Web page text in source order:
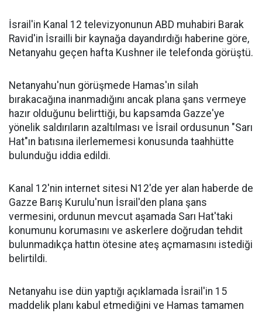
İsrail'in Kanal 12 televizyonunun ABD muhabiri Barak
Ravid'in İsrailli bir kaynağa dayandırdığı haberine göre,
Netanyahu geçen hafta Kushner ile telefonda görüştü.
Netanyahu'nun görüşmede Hamas'ın silah
bırakacağına inanmadığını ancak plana şans vermeye
hazır olduğunu belirttiği, bu kapsamda Gazze'ye
yönelik saldırıların azaltılması ve İsrail ordusunun "Sarı
Hat"ın batısına ilerlememesi konusunda taahhütte
bulunduğu iddia edildi.
Kanal 12'nin internet sitesi N12'de yer alan haberde de
Gazze Barış Kurulu'nun İsrail'den plana şans
vermesini, ordunun mevcut aşamada Sarı Hat'taki
konumunu korumasını ve askerlere doğrudan tehdit
bulunmadıkça hattın ötesine ateş açmamasını istediği
belirtildi.
Netanyahu ise dün yaptığı açıklamada İsrail'in 15
maddelik planı kabul etmediğini ve Hamas tamamen